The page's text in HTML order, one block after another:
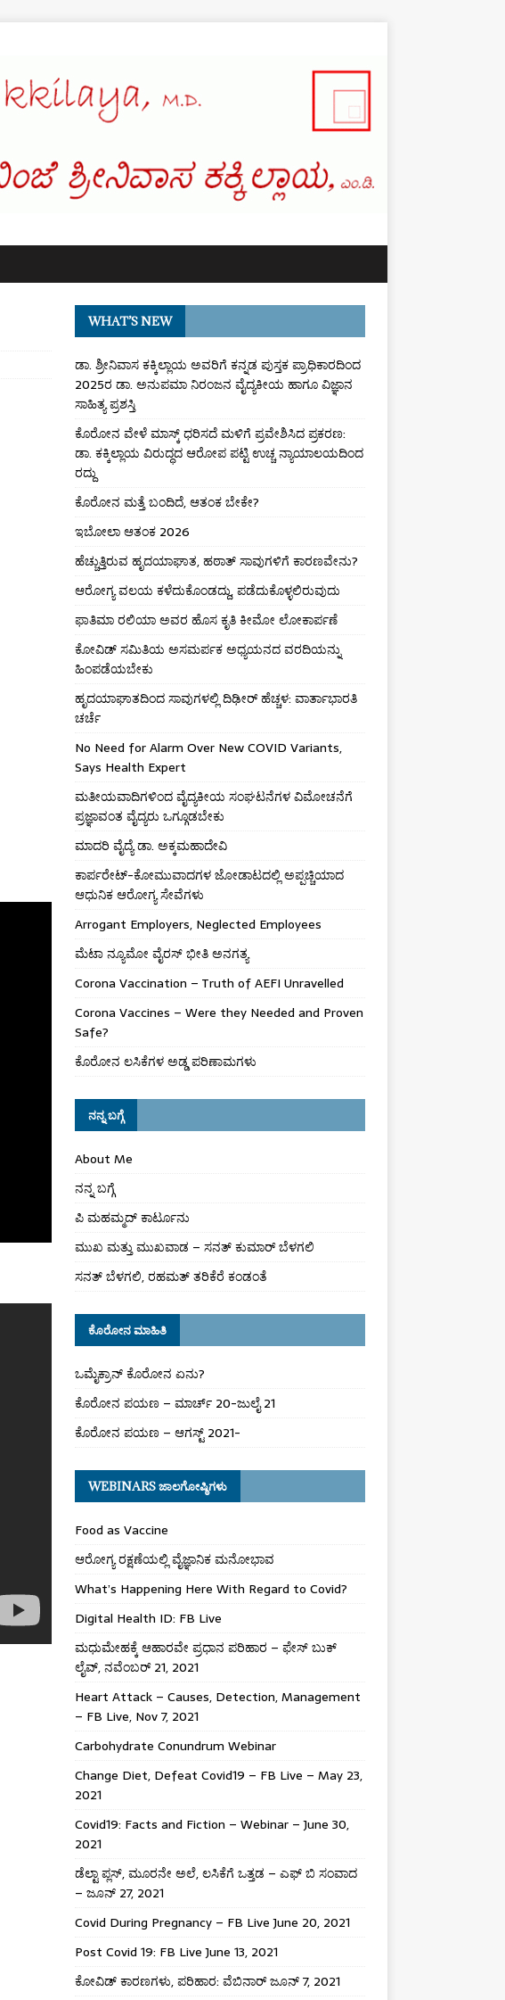
WHAT’S NEW
ಡಾ. ಶ್ರೀನಿವಾಸ ಕಕ್ಕಿಲ್ಲಾಯ ಅವರಿಗೆ ಕನ್ನಡ ಪುಸ್ತಕ ಪ್ರಾಧಿಕಾರದಿಂದ
2025ರ ಡಾ. ಅನುಪಮಾ ನಿರಂಜನ ವೈದ್ಯಕೀಯ ಹಾಗೂ ವಿಜ್ಞಾನ
ಸಾಹಿತ್ಯ ಪ್ರಶಸ್ತಿ
ಕೊರೋನ ವೇಳೆ ಮಾಸ್ಕ್ ಧರಿಸದೆ ಮಳಿಗೆ ಪ್ರವೇಶಿಸಿದ ಪ್ರಕರಣ:
ಡಾ. ಕಕ್ಕಿಲ್ಲಾಯ ವಿರುದ್ಧದ ಆರೋಪ ಪಟ್ಟಿ ಉಚ್ಚ ನ್ಯಾಯಾಲಯದಿಂದ
ರದ್ದು
ಕೊರೋನ ಮತ್ತೆ ಬಂದಿದೆ, ಆತಂಕ ಬೇಕೇ?
ಇಬೋಲಾ ಆತಂಕ 2026
ಹೆಚ್ಚುತ್ತಿರುವ ಹೃದಯಾಘಾತ, ಹಠಾತ್ ಸಾವುಗಳಿಗೆ ಕಾರಣವೇನು?
ಆರೋಗ್ಯ ವಲಯ ಕಳೆದುಕೊಂಡದ್ದು, ಪಡೆದುಕೊಳ್ಳಲಿರುವುದು
ಫಾತಿಮಾ ರಲಿಯಾ ಅವರ ಹೊಸ ಕೃತಿ ಕೀಮೋ ಲೋಕಾರ್ಪಣೆ
ಕೋವಿಡ್ ಸಮಿತಿಯ ಅಸಮರ್ಪಕ ಅಧ್ಯಯನದ ವರದಿಯನ್ನು
ಹಿಂಪಡೆಯಬೇಕು
ಹೃದಯಾಘಾತದಿಂದ ಸಾವುಗಳಲ್ಲಿ ದಿಢೀರ್ ಹೆಚ್ಚಳ: ವಾರ್ತಾಭಾರತಿ
ಚರ್ಚೆ
No Need for Alarm Over New COVID Variants,
Says Health Expert
ಮತೀಯವಾದಿಗಳಿಂದ ವೈದ್ಯಕೀಯ ಸಂಘಟನೆಗಳ ವಿಮೋಚನೆಗೆ
ಪ್ರಜ್ಞಾವಂತ ವೈದ್ಯರು ಒಗ್ಗೂಡಬೇಕು
ಮಾದರಿ ವೈದ್ಯೆ ಡಾ. ಅಕ್ಕಮಹಾದೇವಿ
ಕಾರ್ಪರೇಟ್-ಕೋಮುವಾದಗಳ ಜೋಡಾಟದಲ್ಲಿ ಅಪ್ಪಚ್ಚಿಯಾದ
ಆಧುನಿಕ ಆರೋಗ್ಯ ಸೇವೆಗಳು
Arrogant Employers, Neglected Employees
ಮೆಟಾ ನ್ಯೂಮೋ ವೈರಸ್ ಭೀತಿ ಅನಗತ್ಯ
Corona Vaccination – Truth of AEFI Unravelled
Corona Vaccines – Were they Needed and Proven
Safe?
ಕೊರೋನ ಲಸಿಕೆಗಳ ಅಡ್ಡ ಪರಿಣಾಮಗಳು
ನನ್ನ ಬಗ್ಗೆ
About Me
ನನ್ನ ಬಗ್ಗೆ
ಪಿ ಮಹಮ್ಮದ್ ಕಾರ್ಟೂನು
ಮುಖ ಮತ್ತು ಮುಖವಾಡ – ಸನತ್ ಕುಮಾರ್ ಬೆಳಗಲಿ
ಸನತ್ ಬೆಳಗಲಿ, ರಹಮತ್ ತರಿಕೆರೆ ಕಂಡಂತೆ
ಕೊರೋನ ಮಾಹಿತಿ
ಒಮೈಕ್ರಾನ್ ಕೊರೋನ ಏನು?
ಕೊರೋನ ಪಯಣ – ಮಾರ್ಚ್ 20-ಜುಲೈ 21
ಕೊರೋನ ಪಯಣ – ಆಗಸ್ಟ್ 2021-
WEBINARS ಜಾಲಗೋಷ್ಠಿಗಳು
Food as Vaccine
ಆರೋಗ್ಯ ರಕ್ಷಣೆಯಲ್ಲಿ ವೈಜ್ಞಾನಿಕ ಮನೋಭಾವ
What’s Happening Here With Regard to Covid?
Digital Health ID: FB Live
ಮಧುಮೇಹಕ್ಕೆ ಆಹಾರವೇ ಪ್ರಧಾನ ಪರಿಹಾರ – ಫೇಸ್ ಬುಕ್
ಲೈವ್, ನವೆಂಬರ್ 21, 2021
Heart Attack – Causes, Detection, Management
– FB Live, Nov 7, 2021
Carbohydrate Conundrum Webinar
Change Diet, Defeat Covid19 – FB Live – May 23,
2021
Covid19: Facts and Fiction – Webinar – June 30,
2021
ಡೆಲ್ಟಾ ಪ್ಲಸ್, ಮೂರನೇ ಅಲೆ, ಲಸಿಕೆಗೆ ಒತ್ತಡ – ಎಫ್ ಬಿ ಸಂವಾದ
– ಜೂನ್ 27, 2021
Covid During Pregnancy – FB Live June 20, 2021
Post Covid 19: FB Live June 13, 2021
ಕೋವಿಡ್ ಕಾರಣಗಳು, ಪರಿಹಾರ: ವೆಬಿನಾರ್ ಜೂನ್ 7, 2021